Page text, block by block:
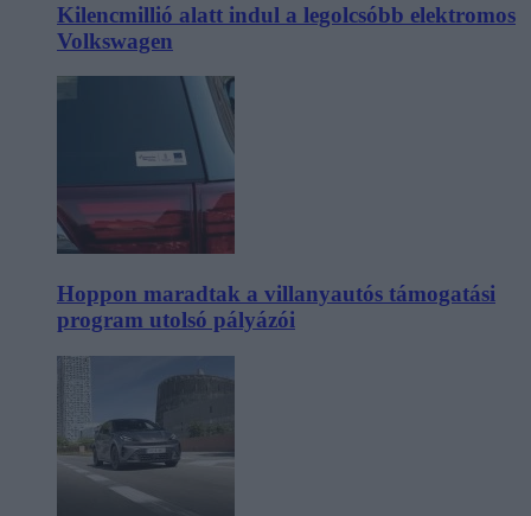
Kilencmillió alatt indul a legolcsóbb elektromos
Volkswagen
Hoppon maradtak a villanyautós támogatási
program utolsó pályázói